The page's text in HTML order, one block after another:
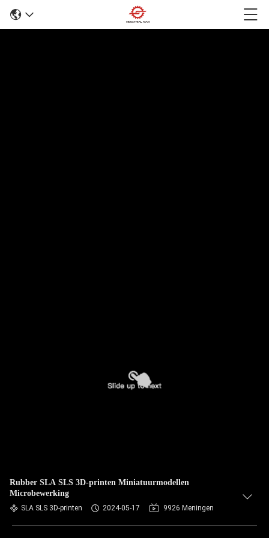
Rubber SLA SLS 3D-printen Miniatuurmodellen
Microbewerking
SLA SLS 3D-printen 2024-05-17 9926 Meningen